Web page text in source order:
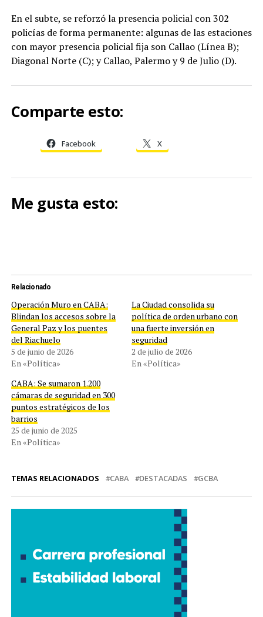
En el subte, se reforzó la presencia policial con 302
policías de forma permanente: algunas de las estaciones
con mayor presencia policial fija son Callao (Línea B);
Diagonal Norte (C); y Callao, Palermo y 9 de Julio (D).
Comparte esto:
Facebook X
Me gusta esto:
Relacionado
Operación Muro en CABA:
Blindan los accesos sobre la
General Paz y los puentes
del Riachuelo
5 de junio de 2026
En «Política»
La Ciudad consolida su
política de orden urbano con
una fuerte inversión en
seguridad
2 de julio de 2026
En «Política»
CABA: Se sumaron 1.200
cámaras de seguridad en 300
puntos estratégicos de los
barrios
25 de junio de 2025
En «Política»
TEMAS RELACIONADOS CABA DESTACADAS GCBA